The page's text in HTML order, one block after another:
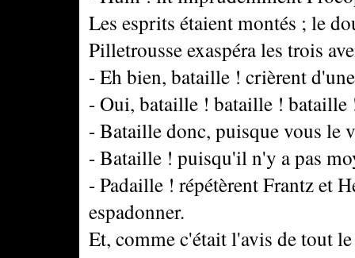
Les esprits étaient montés ; le
Pilletrousse exaspéra les trois
- Eh bien, bataille ! crièrent
- Oui, bataille ! bataille !
- Bataille donc, puisque vous le
- Bataille ! puisqu'il n'y a pas
- Padaille ! répétèrent Frantz et
espadonner.
Et, comme c'était l'avis de tout